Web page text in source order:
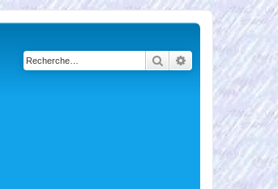
RechercherRecherche